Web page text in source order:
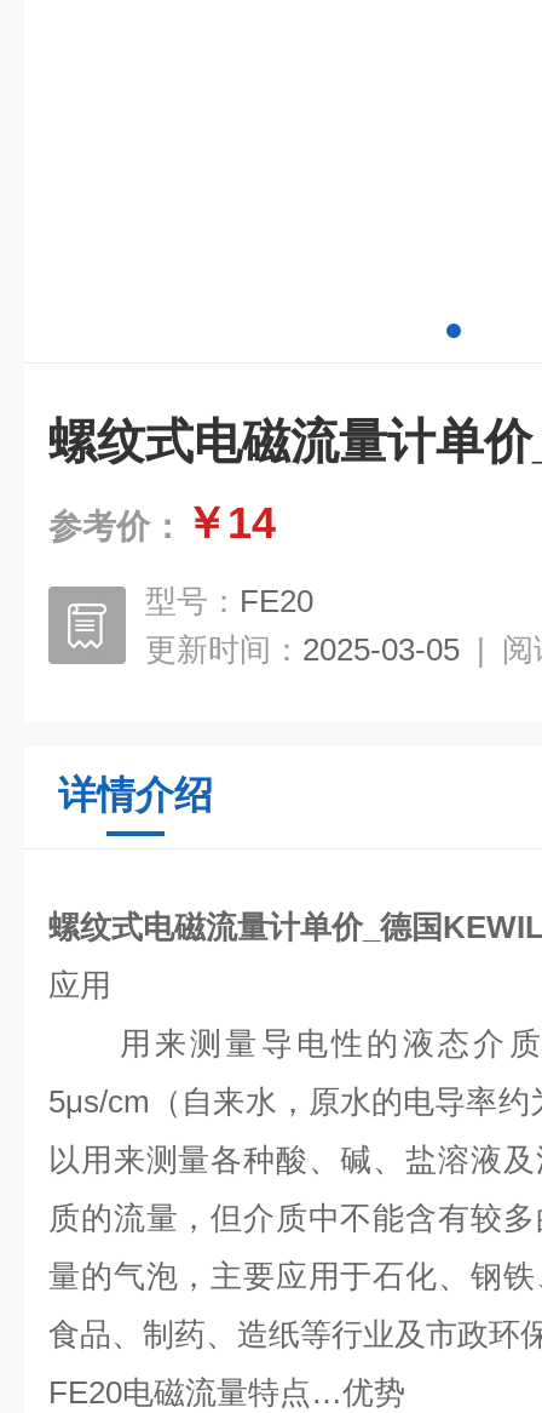
螺纹式电磁流量计单
参考价： ￥14
型号： FE20
更新时间： 2025-03-05 | 阅
详情介绍
螺纹式电磁流量计单价_德国
应用
用来测量导电性的液态介质
5μs/cm （自来水，原水的电导率约
以用来测量各种酸、碱、盐溶液
质的流量，但介质中不能含有较
量的气泡，主要应用于石化、钢
食品、制药、造纸等行业及市政环
FE20电磁流量特点…优势